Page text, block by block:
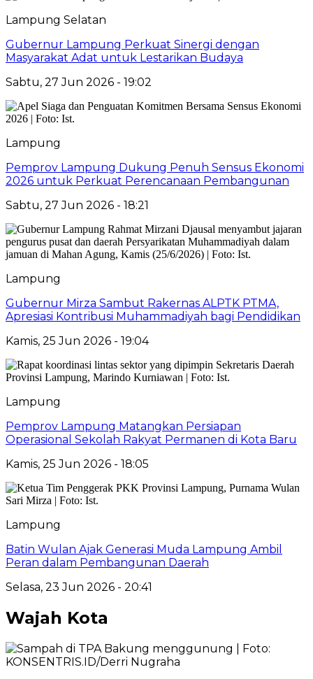
Lampung Selatan
Gubernur Lampung Perkuat Sinergi dengan
Masyarakat Adat untuk Lestarikan Budaya
Sabtu, 27 Jun 2026 - 19:02
Lampung
Pemprov Lampung Dukung Penuh Sensus Ekonomi
2026 untuk Perkuat Perencanaan Pembangunan
Sabtu, 27 Jun 2026 - 18:21
Lampung
Gubernur Mirza Sambut Rakernas ALPTK PTMA,
Apresiasi Kontribusi Muhammadiyah bagi Pendidikan
Kamis, 25 Jun 2026 - 19:04
Lampung
Pemprov Lampung Matangkan Persiapan
Operasional Sekolah Rakyat Permanen di Kota Baru
Kamis, 25 Jun 2026 - 18:05
Lampung
Batin Wulan Ajak Generasi Muda Lampung Ambil
Peran dalam Pembangunan Daerah
Selasa, 23 Jun 2026 - 20:41
Wajah Kota